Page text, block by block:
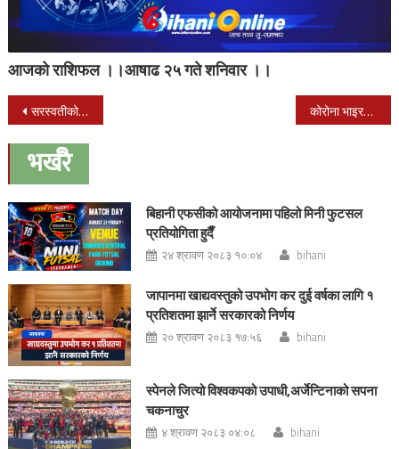
आजको राशिफल ।।आषाढ २५ गते शनिवार ।।
Post
navigation
सरस्वतीको पूजाआराधना गरी श्रीपञ्चमी पर्व मनाइँदै कोरोना भाइरसबारे डब्लूएचओले दियो विश्वलाई नै यस्तो चेतावनी
भर्खरै
बिहानी एफसीको आयोजनामा पहिलो मिनी फुटसल
प्रतियोगिता हुदैँ
२४ श्रावण २०८३ १०:०४ bihani
जापानमा खाद्यवस्तुको उपभोग कर दुई वर्षका लागि १
प्रतिशतमा झार्ने सरकारको निर्णय
२० श्रावण २०८३ १७:५६ bihani
स्पेनले जित्यो विश्वकपको उपाधी,अर्जेन्टिनाको सपना
चकनाचुर
४ श्रावण २०८३ ०४:०८ bihani